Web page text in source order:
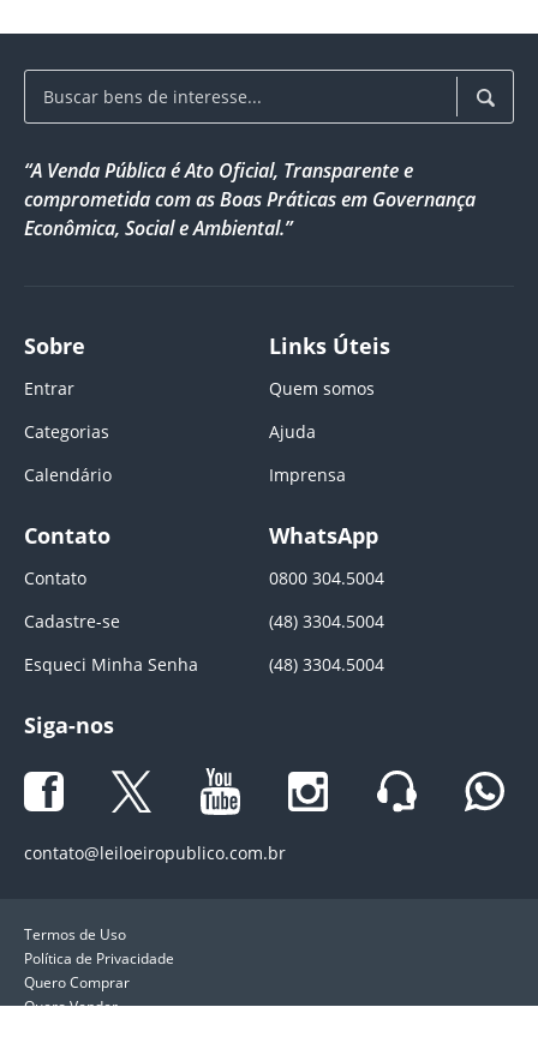
“A Venda Pública é Ato Oficial, Transparente e
comprometida com as Boas Práticas em Governança
Econômica, Social e Ambiental.”
Sobre
Entrar
Categorias
Calendário
Links Úteis
Quem somos
Ajuda
Imprensa
Contato
Contato
Cadastre-se
Esqueci Minha Senha
WhatsApp
0800 304.5004
(48) 3304.5004
(48) 3304.5004
Siga-nos
contato@leiloeiropublico.com.br
Termos de Uso
Política de Privacidade
Quero Comprar
Quero Vender